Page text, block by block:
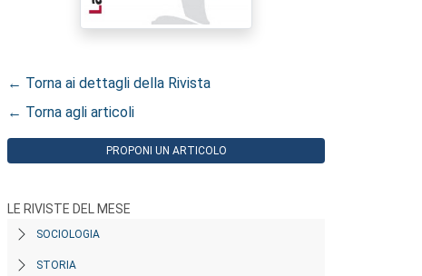
← Torna ai dettagli della Rivista
← Torna agli articoli
PROPONI UN ARTICOLO
LE RIVISTE DEL MESE
SOCIOLOGIA
STORIA